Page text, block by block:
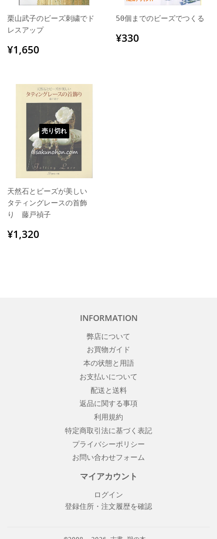
栗山武子のビーズ刺繍でド
レスアップ
通
常
格
¥1,650
50個までのビーズでつくる
通
常
¥330
売り切れ
天然石とビーズが美しい
タティングレースの首飾
り 藤戸禎子
通
常
¥1,320
INFORMATION
弊店について
お買物ガイド
本の状態と用語
お支払いについて
配送と送料
返品に関する事項
利用規約
特定商取引法に基づく表記
プライバシーポリシー
お問い合わせフォーム
マイアカウント
ログイン
登録住所・注文履歴を確認